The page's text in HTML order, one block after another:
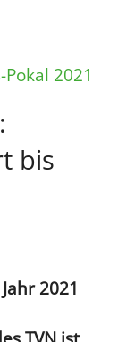
2021
bis
2021